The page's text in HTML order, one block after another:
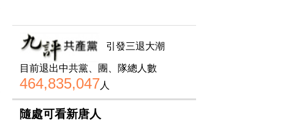
引發三退大潮
目前退出中共黨、團、隊總人數
464,835,047人
隨處可看新唐人